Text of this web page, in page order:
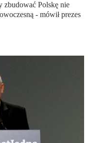
zbudować Polskę nie
- mówił prezes